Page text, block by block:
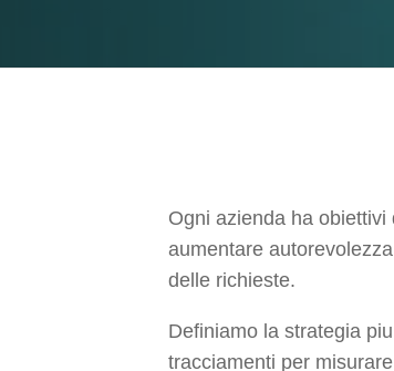
Ogni azienda ha
aumentare
delle richieste.
Definiamo la strategia
tracciamenti per